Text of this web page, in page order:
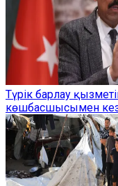
Түрік барлау
көшбасшысымен